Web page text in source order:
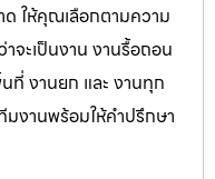
ด ให้คุณเลือกตามความ
จะเป็นงาน งานรื้อถอน
ที่ งานยก และ งานทุก
มงานพร้อมให้คำปรึกษา